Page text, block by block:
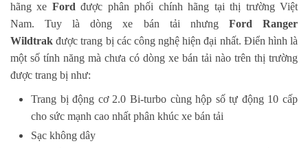
hãng xe Fordđược phân phối chính hãng tại thị trường Việt
Nam. Tuy là dòng xe bán tải nhưng Ford Ranger
Wildtrak được trang bị các công nghệ hiện đại nhất. Điển hình là
một số tính năng mà chưa có dòng xe bán tải nào trên thị trường
được trang bị như:
Trang bị động cơ 2.0 Bi-turbo cùng hộp số tự động 10 cấp
cho sức mạnh cao nhất phân khúc xe bán tải
Sạc không dây